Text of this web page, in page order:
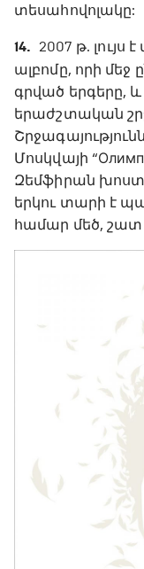
տեսահովոլակը:
14. 2007 թ. լույս
ալբոմը, որի մեջ
գրված երգերը, և
երաժշտական
Մոսկվայի
Զեմֆիրան
երկու տարի է
համար մեծ,